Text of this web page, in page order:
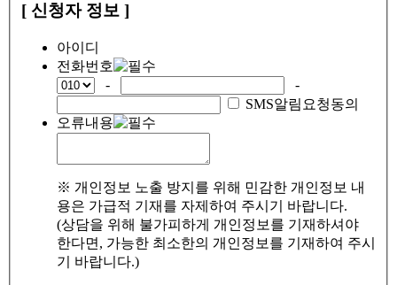
[ 신청자 정보 ]
아이디
전화번호
-
-
SMS알림요청동의
오류내용
※ 개인정보 노출 방지를 위해 민감한 개인정보 내
용은 가급적 기재를 자제하여 주시기 바랍니다.
(상담을 위해 불가피하게 개인정보를 기재하셔야
한다면, 가능한 최소한의 개인정보를 기재하여 주시
기 바랍니다.)